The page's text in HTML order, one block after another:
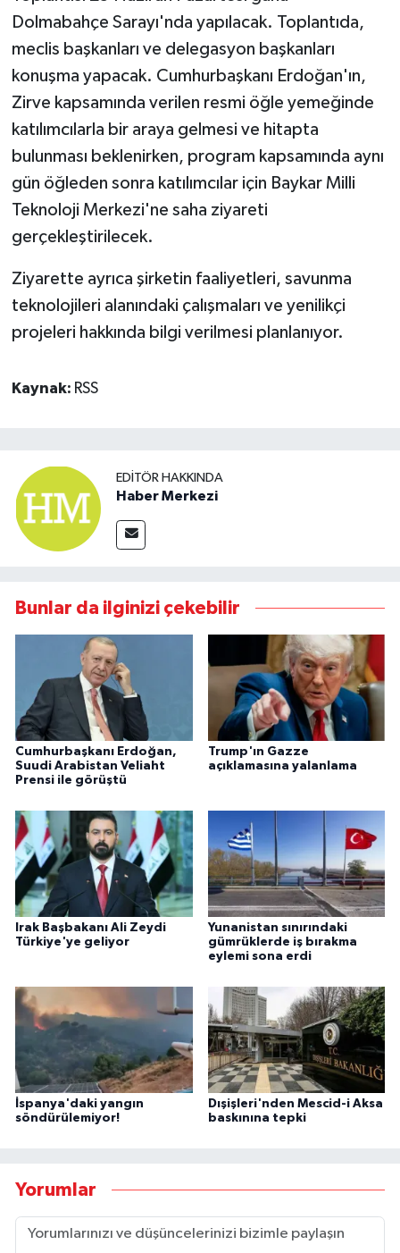
Dolmabahçe Sarayı'nda yapılacak. Toplantıda,
meclis başkanları ve delegasyon başkanları
konuşma yapacak. Cumhurbaşkanı Erdoğan'ın,
Zirve kapsamında verilen resmi öğle yemeğinde
katılımcılarla bir araya gelmesi ve hitapta
bulunması beklenirken, program kapsamında aynı
gün öğleden sonra katılımcılar için Baykar Milli
Teknoloji Merkezi'ne saha ziyareti
gerçekleştirilecek.
Ziyarette ayrıca şirketin faaliyetleri, savunma
teknolojileri alanındaki çalışmaları ve yenilikçi
projeleri hakkında bilgi verilmesi planlanıyor.
Kaynak: RSS
EDITÖR HAKKINDA
Haber Merkezi
Bunlar da ilginizi çekebilir
Cumhurbaşkanı Erdoğan,
Suudi Arabistan Veliaht
Prensi ile görüştü
Trump'ın Gazze
açıklamasına yalanlama
Irak Başbakanı Ali Zeydi
Türkiye'ye geliyor
Yunanistan sınırındaki
gümrüklerde iş bırakma
eylemi sona erdi
İspanya'daki yangın
söndürülemiyor!
Dışişleri'nden Mescid-i Aksa
baskınına tepki
Yorumlar